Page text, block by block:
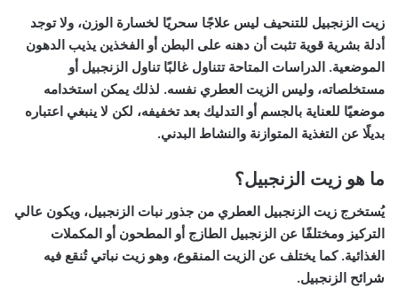
زيت الزنجبيل للتنحيف ليس علاجًا سحريًا لخسارة الوزن، ولا توجد
أدلة بشرية قوية تثبت أن دهنه على البطن أو الفخذين يذيب الدهون
الموضعية. الدراسات المتاحة تتناول غالبًا تناول الزنجبيل أو
مستخلصاته، وليس الزيت العطري نفسه. لذلك يمكن استخدامه
موضعيًا للعناية بالجسم أو التدليك بعد تخفيفه، لكن لا ينبغي اعتباره
بديلًا عن التغذية المتوازنة والنشاط البدني.
ما هو زيت الزنجبيل؟
يُستخرج زيت الزنجبيل العطري من جذور نبات الزنجبيل، ويكون عالي
التركيز ومختلفًا عن الزنجبيل الطازج أو المطحون أو المكملات
الغذائية. كما يختلف عن الزيت المنقوع، وهو زيت نباتي تُنقع فيه
شرائح الزنجبيل.